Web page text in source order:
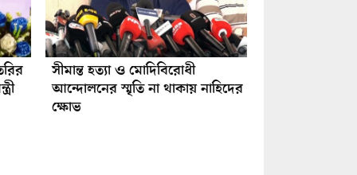
সীমান্ত হত্যা ও মোদিবিরোধী
আন্দোলনের স্মৃতি না থাকায় নাহিদের
ক্ষোভ